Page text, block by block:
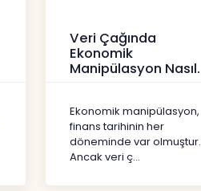
Veri Çağında
Ekonomik
Manipülasyon Nasıl
Ekonomik manipülasyon,
finans tarihinin her
döneminde var olmuştur.
Ancak veri ç...